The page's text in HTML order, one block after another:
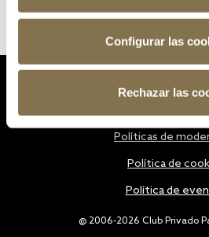
Configurar las
Rechazar las
@ 2006-2026 Club Privado
Políticas de
Política de
Política de